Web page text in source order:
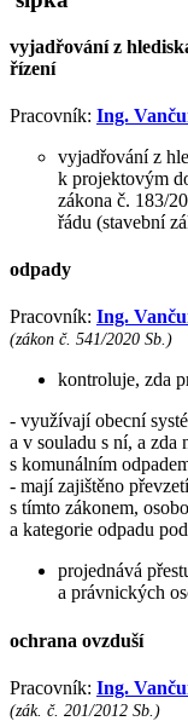
vyjadřování z
řízení
Pracovník: Ing.
vyjadřování z
k projektovým
zákona č. 183/
řádu (stavební
odpady
Pracovník: Ing.
(zákon č. 541/2020 Sb.)
kontroluje, zda
- využívají obecní
a v souladu s ní, a
s komunálním
- mají zajištěno
s tímto zákonem,
a kategorie odpadu
projednává
a právnických
ochrana ovzduší
Pracovník: Ing.
(zák. č. 201/2012 Sb.)